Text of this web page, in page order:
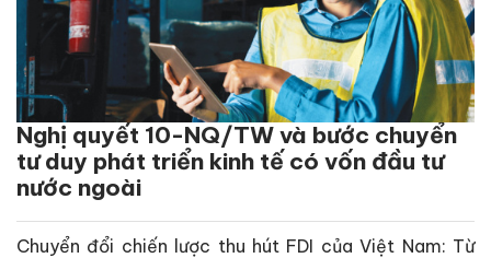
Nghị quyết 10-NQ/TW và bước chuyển
tư duy phát triển kinh tế có vốn đầu tư
nước ngoài
Chuyển đổi chiến lược thu hút FDI của Việt Nam: Từ